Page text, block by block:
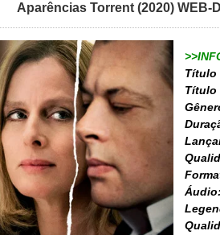
Aparências Torrent (2020) WEB-
Título
Título
Áudio: